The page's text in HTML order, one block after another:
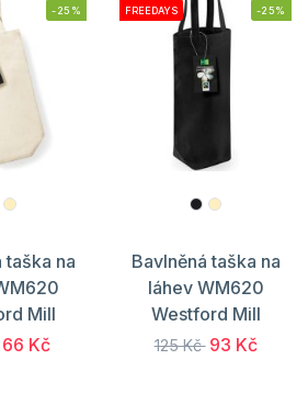
-25%
taška na
Mill
66 Kč
FREEDAYS -25%
Bavlněná taška na
láhev WM620
Westford Mill
125 Kč 93 Kč